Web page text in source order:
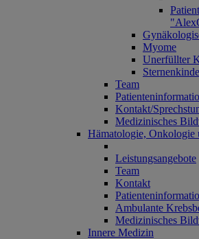
Myome
Unerfüllter
Team
Kontakt/
Medizinisches
Hämatologie, Onkologie
Leistungsangebote
Team
Kontakt
Ambulante
Medizinisches
Innere Medizin